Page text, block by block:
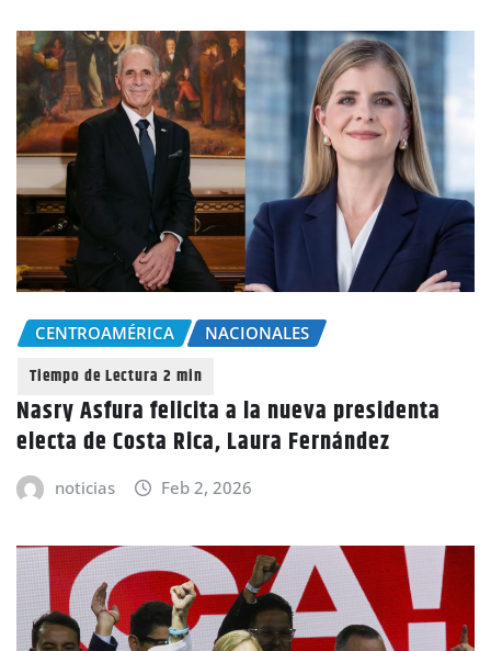
CENTROAMÉRICA NACIONALES
Nasry Asfura felicita a la nueva presidenta
electa de Costa Rica, Laura Fernández
noticias Feb 2, 2026